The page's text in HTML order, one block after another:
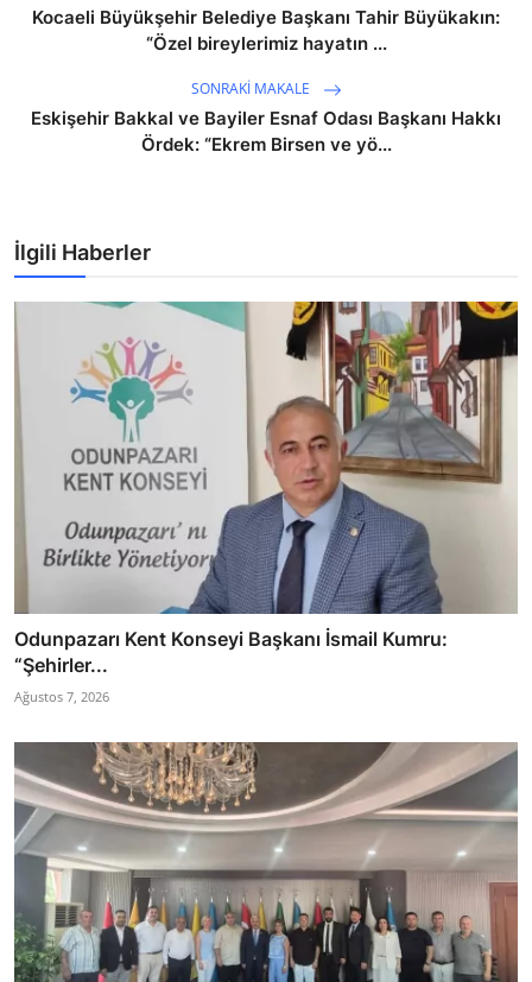
Kocaeli Büyükşehir Belediye Başkanı Tahir Büyükakın:
“Özel bireylerimiz hayatın ...
SONRAKI MAKALE
Eskişehir Bakkal ve Bayiler Esnaf Odası Başkanı Hakkı
Ördek: “Ekrem Birsen ve yö...
İlgili Haberler
Odunpazarı Kent Konseyi Başkanı İsmail Kumru:
“Şehirler...
Ağustos 7, 2026